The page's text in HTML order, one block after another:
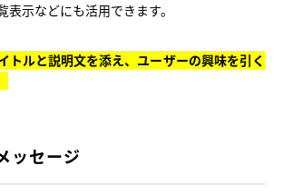
表示などにも活用できます。
トルと説明文を添え、ユーザーの興味を引く
ッセージ